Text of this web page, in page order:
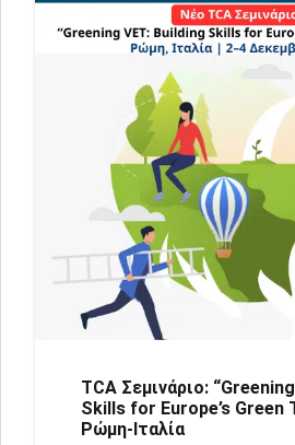
TCA Σεμινάριο:
Skills for Europe’s Green
Ρώμη-Ιταλία